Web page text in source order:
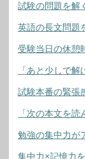
試験の問題を解
英語の長文問題
受験当日の休憩
「あと少しで
試験本番の緊張
「次の本文を
勉強の集中力が
集中力×記憶力